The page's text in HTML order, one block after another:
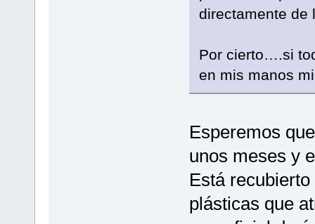
directamente de
Por cierto….si
en mis manos
Esperemos
unos meses y
Está
plásticas que